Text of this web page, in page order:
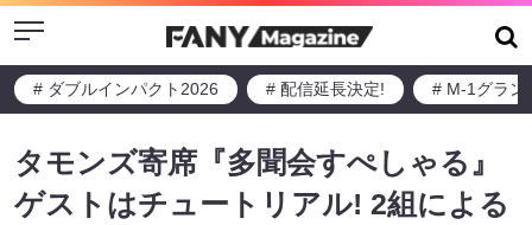
Menu
# ダブルインパクト2026 # 配信延長決定! # M-1グラン
タモンズ寄席『多聞会すぺしゃる』
ゲストはチュートリアル! 2組による